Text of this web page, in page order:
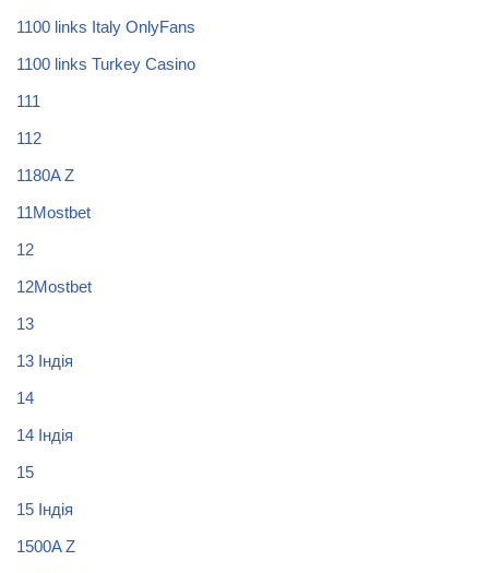
1100 links Italy OnlyFans
1100 links Turkey Casino
111
112
1180A Z
11Mostbet
12
12Mostbet
13
13 Індія
14
14 Індія
15
15 Індія
1500A Z